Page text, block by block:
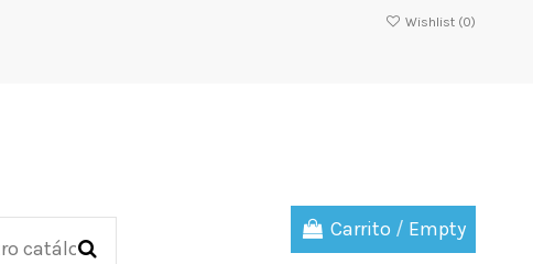
Wishlist (0)
Carrito / Empty